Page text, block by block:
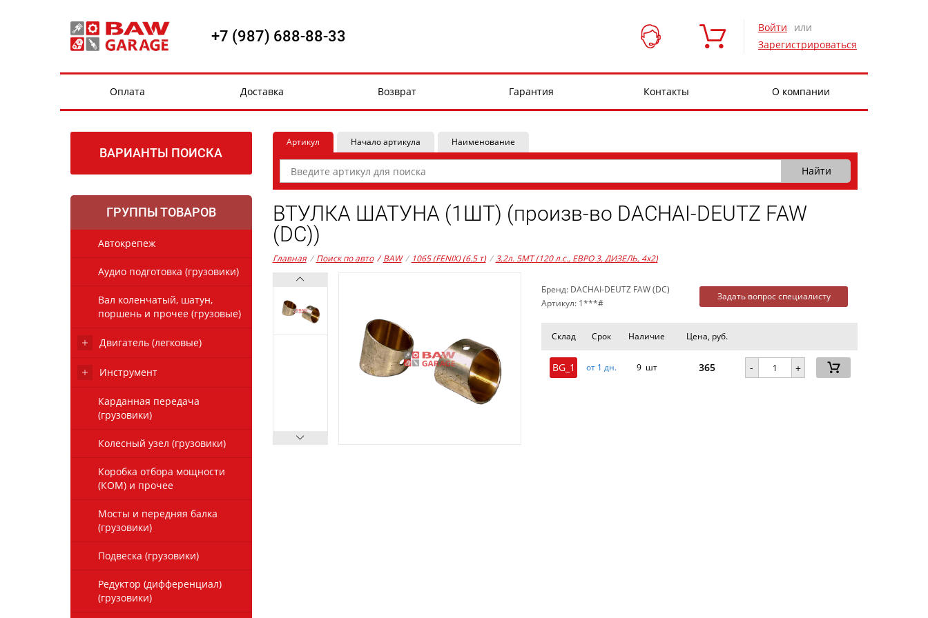
+7 (987) 688-88-33 Войти
или
Зарегистрироваться
Оплата Доставка Возврат Гарантия Контакты О компании
ВАРИАНТЫ ПОИСКА
ГРУППЫ ТОВАРОВ
Автокрепеж
Аудио подготовка (грузовики)
Вал коленчатый, шатун,
поршень и прочее (грузовые)
Двигатель (легковые)
Инструмент
Карданная передача
(грузовики)
Колесный узел (грузовики)
Коробка отбора мощности
(КОМ) и прочее
Мосты и передняя балка
(грузовики)
Подвеска (грузовики)
Редуктор (дифференциал)
(грузовики)
Артикул Начало артикула Наименование
ВТУЛКА ШАТУНА (1ШТ) (произв-во DACHAI-DEUTZ FAW
(DC))
Главная / Поиск по авто / BAW / 1065 (FENIX) (6.5 т) / 3,2л. 5MT (120 л.с., ЕВРО 3, ДИЗЕЛЬ, 4x2)
Бренд: DACHAI-DEUTZ FAW (DC)
Артикул: 1***#
Задать вопрос специалисту
Склад Срок Наличие Цена, руб.
BG_1 от 1 дн. 9 шт 365 - +